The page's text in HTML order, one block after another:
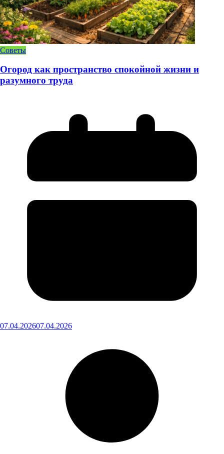
Советы
Огород как пространство спокойной жизни и
разумного труда
07.04.202607.04.2026